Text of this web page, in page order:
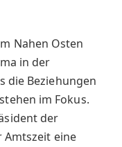
Nahen Osten
in der
die Beziehungen
im Fokus.
der
Amtszeit eine